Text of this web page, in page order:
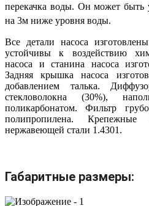
перекачка воды. Он может
на 3м ниже уровня воды.
Все детали насоса
устойчивы к воздействию
насоса и станина насоса
Задняя крышка насоса
добавлением талька.
стекловолокна (30%),
поликарбонатом. Фильтр
полипропилена.
нержавеющей стали 1.4301.
Габаритные размеры: